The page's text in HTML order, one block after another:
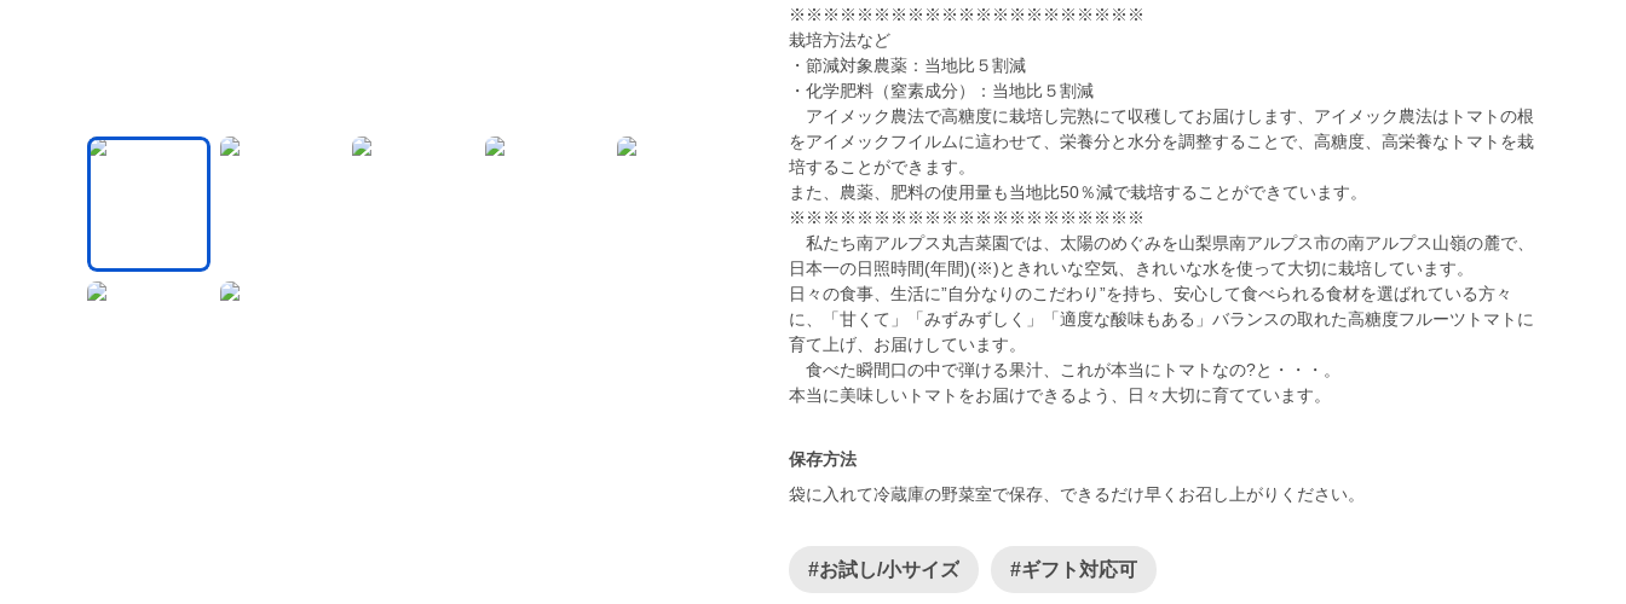
※※※※※※※※※※※※※※※※※※※※※
栽培方法など
・節減対象農薬：当地比５割減
・化学肥料（窒素成分）：当地比５割減
アイメック農法で高糖度に栽培し完熟にて収穫してお届けします、アイメック農法はトマトの根
をアイメックフイルムに這わせて、栄養分と水分を調整することで、高糖度、高栄養なトマトを栽
培することができます。
また、農薬、肥料の使用量も当地比50％減で栽培することができています。
※※※※※※※※※※※※※※※※※※※※※
私たち南アルプス丸吉菜園では、太陽のめぐみを山梨県南アルプス市の南アルプス山嶺の麓で、
日本一の日照時間(年間)(※)ときれいな空気、きれいな水を使って大切に栽培しています。
日々の食事、生活に”自分なりのこだわり”を持ち、安心して食べられる食材を選ばれている方々
に、「甘くて」「みずみずしく」「適度な酸味もある」バランスの取れた高糖度フルーツトマトに
育て上げ、お届けしています。
食べた瞬間口の中で弾ける果汁、これが本当にトマトなの?と・・・。
本当に美味しいトマトをお届けできるよう、日々大切に育てています。
保存方法
袋に入れて冷蔵庫の野菜室で保存、できるだけ早くお召し上がりください。
#お試し/小サイズ #ギフト対応可